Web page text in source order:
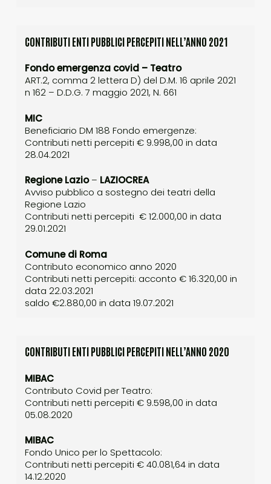
CONTRIBUTI ENTI PUBBLICI PERCEPITI NELL’ANNO 2021
Fondo emergenza covid – Teatro
ART.2, comma 2 lettera D) del D.M. 16 aprile 2021
n 162 – D.D.G. 7 maggio 2021, N. 661
MIC
Beneficiario DM 188 Fondo emergenze:
Contributi netti percepiti € 9.998,00 in data
28.04.2021
Regione Lazio– LAZIOCREA
Avviso pubblico a sostegno dei teatri della
Regione Lazio
Contributi netti percepiti € 12.000,00 in data
29.01.2021
Comune di Roma
Contributo economico anno 2020
Contributi netti percepiti: acconto € 16.320,00 in
data 22.03.2021
saldo €2.880,00 in data 19.07.2021
CONTRIBUTI ENTI PUBBLICI PERCEPITI NELL’ANNO 2020
MIBAC
Contributo Covid per Teatro:
Contributi netti percepiti € 9.598,00 in data
05.08.2020
MIBAC
Fondo Unico per lo Spettacolo:
Contributi netti percepiti € 40.081,64 in data
14.12.2020